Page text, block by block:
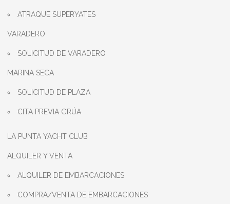
ATRAQUE SUPERYATES
VARADERO
SOLICITUD DE VARADERO
MARINA SECA
SOLICITUD DE PLAZA
CITA PREVIA GRÚA
LA PUNTA YACHT CLUB
ALQUILER Y VENTA
ALQUILER DE EMBARCACIONES
COMPRA/VENTA DE EMBARCACIONES